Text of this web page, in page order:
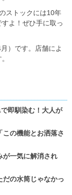
ストックには10年
よ！ぜひ手に取っ
）です。店舗によ
即馴染む！大人が
の機能とお洒落さ
が一気に解消され
だの水筒じゃなかっ